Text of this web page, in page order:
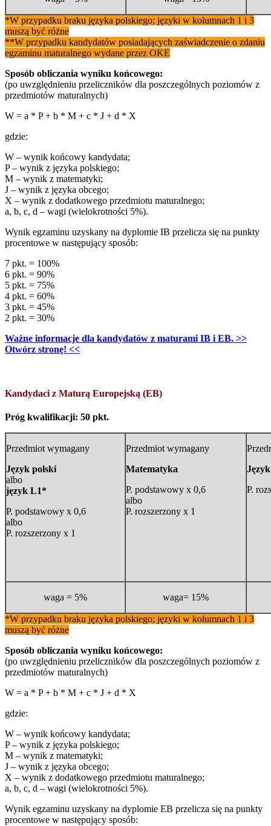
*W przypadku braku języka polskiego; języki w kolumnach 1 i 3
muszą być różne
**W przypadku kandydatów posiadających zaświadczenie o zdaniu
egzaminu maturalnego wydane przez OKE
Sposób obliczania wyniku końcowego:
(po uwzględnieniu przeliczników dla poszczególnych poziomów z
przedmiotów maturalnych)
W = a * P + b * M + c * J + d * X
gdzie:
W – wynik końcowy kandydata;
P – wynik z języka polskiego;
M – wynik z matematyki;
J – wynik z języka obcego;
X – wynik z dodatkowego przedmiotu maturalnego;
a, b, c, d – wagi (wielokrotności 5%).
Wynik egzaminu uzyskany na dyplomie IB przelicza się na punkty
procentowe w następujący sposób:
7 pkt. = 100%
6 pkt. = 90%
5 pkt. = 75%
4 pkt. = 60%
3 pkt. = 45%
2 pkt. = 30%
Ważne informacje dla kandydatów z maturami IB i EB. >>
Otwórz stronę! <<
Kandydaci z Maturą Europejską (EB)
Próg kwalifikacji: 50 pkt.
Przedmiot wymagany
Język polski
albo
język L1*
P. podstawowy x 0,6
albo
P. rozszerzony x 1
Przedmiot wymagany
Matematyka
P. podstawowy x 0,6
albo
P. rozszerzony x 1
P.
waga = 5% waga= 15%
*W przypadku braku języka polskiego; języki w kolumnach 1 i 3
muszą być różne
Sposób obliczania wyniku końcowego:
(po uwzględnieniu przeliczników dla poszczególnych poziomów z
przedmiotów maturalnych)
W = a * P + b * M + c * J + d * X
gdzie:
W – wynik końcowy kandydata;
P – wynik z języka polskiego;
M – wynik z matematyki;
J – wynik z języka obcego;
X – wynik z dodatkowego przedmiotu maturalnego;
a, b, c, d – wagi (wielokrotności 5%).
Wynik egzaminu uzyskany na dyplomie EB przelicza się na punkty
procentowe w następujący sposób: